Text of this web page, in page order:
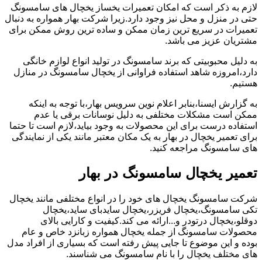
لازم به ذکر است که امکان تعمیرات یخساز یخچال های سامسونگ
حتی در منزل و محل نیز وجود دارد.زیرا شرکت بهار همواره به دنبال
تعمیرات در سریع ترین زمان ممکن و ساده ترین روش ممکن برای
مشتریان عزیز می باشد.
به دلیل محبوبیتی که برند سامسونگ در تولید انواع لوازم خانگی
دارد،امروزه شاهد استفاده فراوانی از یخچال سامسونگ در منازل
هستیم.
به گزارش ایسنا،بنابر اعلام نوین سرویس بهار،با توجه به اینکه
ممکن است مشکلات مختلفی به دلیل نوسانات برقی یا عدم
استفاده درست برای این محصولات به وجود بیاید،لازم است تا حتما
برای تعمیر یخچال در بهار به یک مکان معتبر مانند یکی از نمایندگی
های سامسونگ مراجعه کنید.
تعمیر یخچال سامسونگ در بهار
شرکت سامسونگ یخچال های خود را در انواع مختلفی مانند یخچال
تکی سامسونگ،یخچال فریزر،یخچال سایدبای ساید،یخچال
دوقلو،یخچال درتودر و...ارائه می کند.کیفیت و کارایی بالای
محصولات سامسونگ از جمله یخچال همواره زبانزد خاص و عام
بوده و این موضوع تا جایی پیش رفته است که بسیاری از افراد مدل
های مختلف یخچال را با نام سامسونگ می شناسند.